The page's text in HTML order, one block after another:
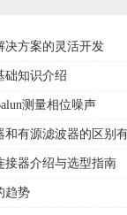
决方案的灵活开发
础知识介绍
测量相位噪声
和有源滤波器的区别
接器介绍与选型指南
趋势